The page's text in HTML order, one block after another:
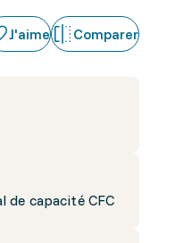
J'aime Comparer
capacité CFC